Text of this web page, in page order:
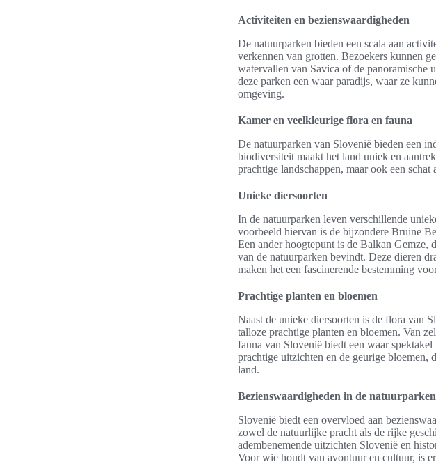
Activiteiten en bezienswaardigheden
De natuurparken bieden een scala aan
verkennen van grotten. Bezoekers kunnen
watervallen van Savica of de panoramische
deze parken een waar paradijs, waar ze
omgeving.
Kamer en veelkleurige flora en fauna
De natuurparken van Slovenië bieden een
biodiversiteit maakt het land uniek en
prachtige landschappen, maar ook een
Unieke diersoorten
In de natuurparken leven verschillende
voorbeeld hiervan is de bijzondere Bruine
Een ander hoogtepunt is de Balkan Gemze,
van de natuurparken bevindt. Deze dieren
maken het een fascinerende bestemming
Prachtige planten en bloemen
Naast de unieke diersoorten is de flora van
talloze prachtige planten en bloemen. Van
fauna van Slovenië biedt een waar
prachtige uitzichten en de geurige bloemen,
land.
Bezienswaardigheden in de natuurparken
Slovenië biedt een overvloed aan
zowel de natuurlijke pracht als de rijke
adembenemende uitzichten Slovenië en
Voor wie houdt van avontuur en cultuur, is